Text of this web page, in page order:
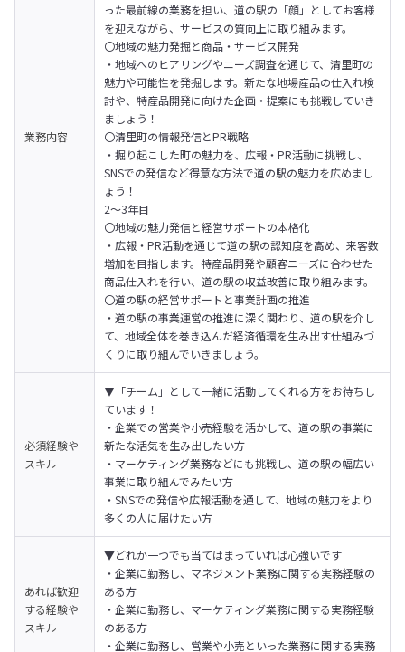
業務内容
った最前線の業務を担い、道の駅の「顔」としてお客様
を迎えながら、サービスの質向上に取り組みます。
〇地域の魅力発掘と商品・サービス開発
・地域へのヒアリングやニーズ調査を通じて、清里町の
魅力や可能性を発掘します。新たな地場産品の仕入れ検
討や、特産品開発に向けた企画・提案にも挑戦していき
ましょう！
〇清里町の情報発信とPR戦略
・掘り起こした町の魅力を、広報・PR活動に挑戦し、
SNSでの発信など得意な方法で道の駅の魅力を広めまし
ょう！
2～3年目
〇地域の魅力発信と経営サポートの本格化
・広報・PR活動を通じて道の駅の認知度を高め、来客数
増加を目指します。特産品開発や顧客ニーズに合わせた
商品仕入れを行い、道の駅の収益改善に取り組みます。
〇道の駅の経営サポートと事業計画の推進
・道の駅の事業運営の推進に深く関わり、道の駅を介し
て、地域全体を巻き込んだ経済循環を生み出す仕組みづ
くりに取り組んでいきましょう。
必須経験や
スキル
▼「チーム」として一緒に活動してくれる方をお待ちし
ています！
・企業での営業や小売経験を活かして、道の駅の事業に
新たな活気を生み出したい方
・マーケティング業務などにも挑戦し、道の駅の幅広い
事業に取り組んでみたい方
・SNSでの発信や広報活動を通して、地域の魅力をより
多くの人に届けたい方
あれば歓迎
する経験や
スキル
▼どれか一つでも当てはまっていれば心強いです
・企業に勤務し、マネジメント業務に関する実務経験の
ある方
・企業に勤務し、マーケティング業務に関する実務経験
のある方
・企業に勤務し、営業や小売といった業務に関する実務